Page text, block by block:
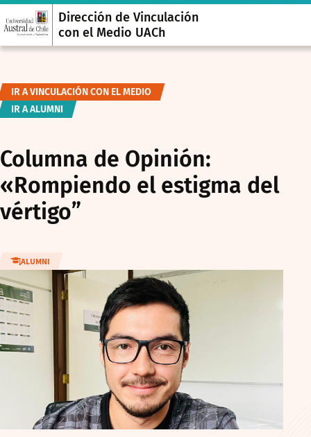
Dirección de Vinculación
con el Medio UACh
IR A VINCULACIÓN CON EL MEDIO
IR A ALUMNI
Columna de Opinión:
«Rompiendo el estigma del
vértigo”
ALUMNI